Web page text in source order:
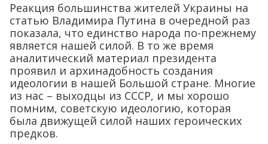
Реакция большинства жителей Украины на
статью Владимира Путина в очередной раз
показала, что единство народа по-прежнему
является нашей силой. В то же время
аналитический материал президента
проявил и архинадобность создания
идеологии в нашей Большой стране. Многие
из нас – выходцы из СССР, и мы хорошо
помним, советскую идеологию, которая
была движущей силой наших героических
предков.